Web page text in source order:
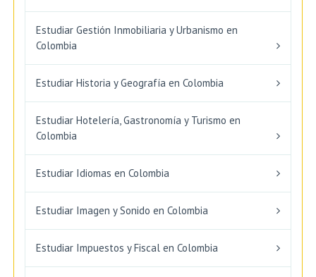
Estudiar Gestión Inmobiliaria y Urbanismo en
Colombia
Estudiar Historia y Geografía en Colombia
Estudiar Hotelería, Gastronomía y Turismo en
Colombia
Estudiar Idiomas en Colombia
Estudiar Imagen y Sonido en Colombia
Estudiar Impuestos y Fiscal en Colombia